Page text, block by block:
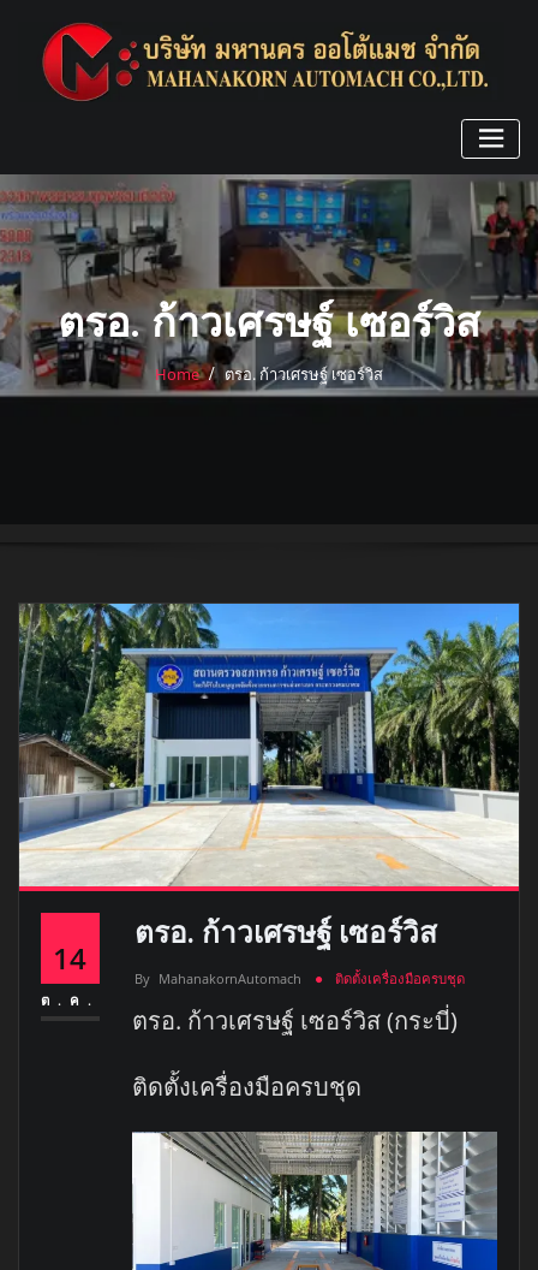
content
ตรอ. ก้าวเศรษฐ์ เซอร์วิส
Home ตรอ. ก้าวเศรษฐ์ เซอร์วิส
14
ต.ค.
ตรอ. ก้าวเศรษฐ์ เซอร์วิส
By MahanakornAutomach ติดตั้งเครื่องมือครบชุด
ตรอ. ก้าวเศรษฐ์ เซอร์วิส (กระบี่)
ติดตั้งเครื่องมือครบชุด